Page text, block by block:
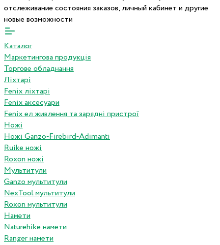
отслеживание состояния заказов, личный кабинет и другие
новые возможности
Каталог
Маркетингова продукція
Торгове обладнання
Ліхтарі
Fenix ліхтарі
Fenix аксесуари
Fenix ел живлення та зарядні пристрої
Ножі
Ножі Ganzo-Firebird-Adimanti
Ruike ножі
Roxon ножi
Мультитули
Ganzo мультитули
NexTool мультитули
Roxon мультитули
Намети
Naturehike намети
Ranger намети